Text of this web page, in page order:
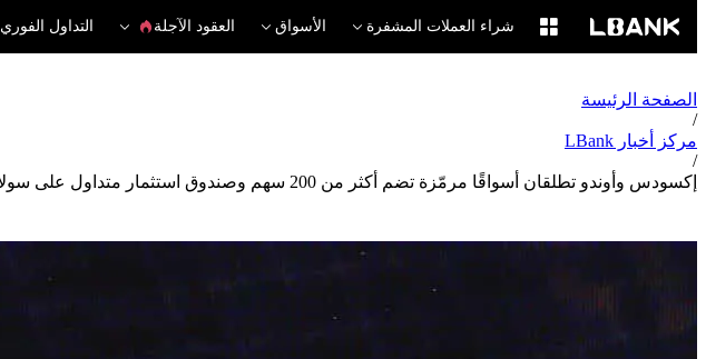
شراء العملات المشفرة الأسواق العقود الآجلة التداول الفوري
الصفحة الرئيسة
/
مركز أخبار LBank
/
إكسودس وأوندو تطلقان أسواقًا مرمّزة تضم أكثر من 200 سهم وصندوق استثمار متداول على سولانا